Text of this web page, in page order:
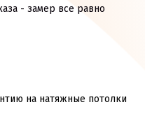
- замер все равно
на натяжные потолки